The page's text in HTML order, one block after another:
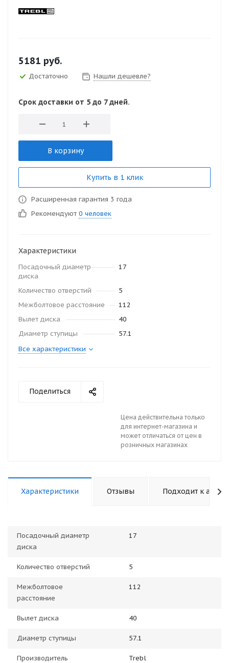
5181 руб.
Достаточно Нашли дешевле?
Срок доставки от 5 до 7 дней.
В корзину
Купить в 1 клик
Расширенная гарантия 3 года
Рекомендуют 0 человек
Характеристики
Посадочный диаметр
диска
17
Количество отверстий
5
Межболтовое расстояние
112
Вылет диска
40
Диаметр ступицы
57.1
Все характеристики
Поделиться
Цена действительна только
для интернет-магазина и
может отличаться от цен в
розничных магазинах
Характеристики Отзывы Подходит к авто
Посадочный диаметр
диска
17
Количество отверстий 5
Межболтовое
расстояние
112
Вылет диска 40
Диаметр ступицы 57.1
Производитель Trebl